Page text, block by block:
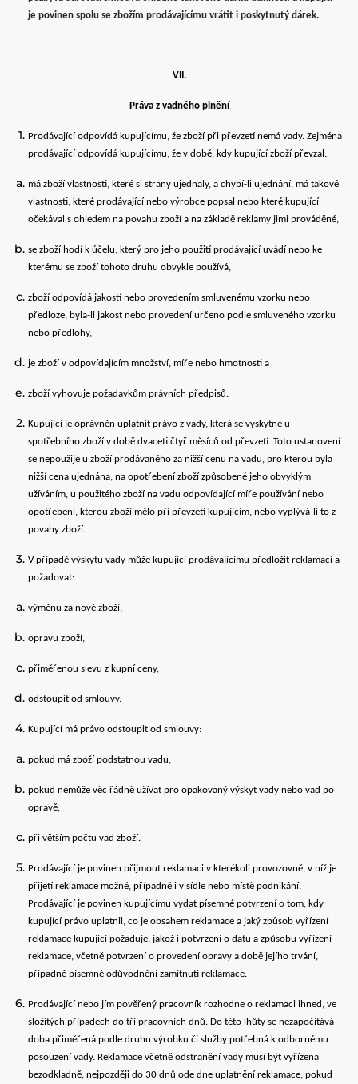
je povinen spolu se zbožím prodávajícímu vrátit i poskytnutý dárek.
VII.
Práva z vadného plnění
Prodávající odpovídá kupujícímu, že zboží při převzetí nemá vady. Zejména
prodávající odpovídá kupujícímu, že v době, kdy kupující zboží převzal:
má zboží vlastnosti, které si strany ujednaly, a chybí-li ujednání, má takové
vlastnosti, které prodávající nebo výrobce popsal nebo které kupující
očekával s ohledem na povahu zboží a na základě reklamy jimi prováděné,
se zboží hodí k účelu, který pro jeho použití prodávající uvádí nebo ke
kterému se zboží tohoto druhu obvykle používá,
zboží odpovídá jakostí nebo provedením smluvenému vzorku nebo
předloze, byla-li jakost nebo provedení určeno podle smluveného vzorku
nebo předlohy,
je zboží v odpovídajícím množství, míře nebo hmotnosti a
zboží vyhovuje požadavkům právních předpisů.
Kupující je oprávněn uplatnit právo z vady, která se vyskytne u
spotřebního zboží v době dvaceti čtyř měsíců od převzetí. Toto ustanovení
se nepoužije u zboží prodávaného za nižší cenu na vadu, pro kterou byla
nižší cena ujednána, na opotřebení zboží způsobené jeho obvyklým
užíváním, u použitého zboží na vadu odpovídající míře používání nebo
opotřebení, kterou zboží mělo při převzetí kupujícím, nebo vyplývá-li to z
povahy zboží.
V případě výskytu vady může kupující prodávajícímu předložit reklamaci a
požadovat:
výměnu za nové zboží,
opravu zboží,
přiměřenou slevu z kupní ceny,
odstoupit od smlouvy.
Kupující má právo odstoupit od smlouvy:
pokud má zboží podstatnou vadu,
pokud nemůže věc řádně užívat pro opakovaný výskyt vady nebo vad po
opravě,
při větším počtu vad zboží.
Prodávající je povinen přijmout reklamaci v kterékoli provozovně, v níž je
přijetí reklamace možné, případně i v sídle nebo místě podnikání.
Prodávající je povinen kupujícímu vydat písemné potvrzení o tom, kdy
kupující právo uplatnil, co je obsahem reklamace a jaký způsob vyřízení
reklamace kupující požaduje, jakož i potvrzení o datu a způsobu vyřízení
reklamace, včetně potvrzení o provedení opravy a době jejího trvání,
případně písemné odůvodnění zamítnutí reklamace.
Prodávající nebo jím pověřený pracovník rozhodne o reklamaci ihned, ve
složitých případech do tří pracovních dnů. Do této lhůty se nezapočítává
doba přiměřená podle druhu výrobku či služby potřebná k odbornému
posouzení vady. Reklamace včetně odstranění vady musí být vyřízena
bezodkladně, nejpozději do 30 dnů ode dne uplatnění reklamace, pokud